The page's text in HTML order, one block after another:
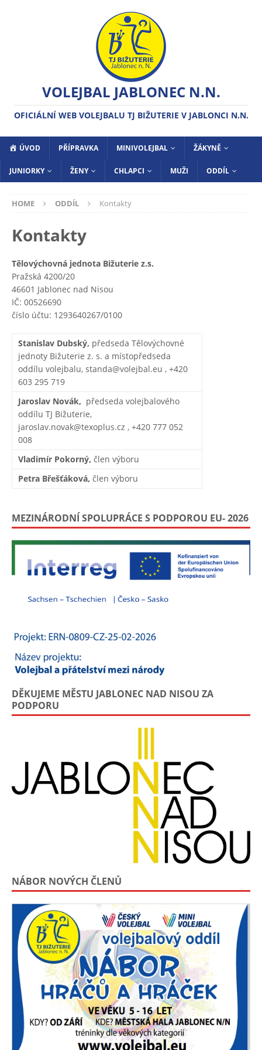
VOLEJBAL JABLONEC N.N.
OFICIÁLNÍ WEB VOLEJBALU TJ BIŽUTERIE V JABLONCI N.N.
ÚVOD PŘÍPRAVKA MINIVOLEJBAL ŽÁKYNĚ
JUNIORKY ŽENY CHLAPCI MUŽI ODDÍL
HOME ODDÍL Kontakty
Kontakty
Tělovýchovná jednota Bižuterie z.s.
Pražská 4200/20
46601 Jablonec nad Nisou
IČ: 00526690
číslo účtu: 1293640267/0100
Stanislav Dubský, předseda Tělovýchovné
jednoty Bižuterie z. s. a místopředseda
oddílu volejbalu, standa@volejbal.eu , +420
603 295 719
Jaroslav Novák, předseda volejbalového
oddílu TJ Bižuterie,
jaroslav.novak@texoplus.cz , +420 777 052
008
Vladimír Pokorný, člen výboru
Petra Břešťáková, člen výboru
MEZINÁRODNÍ SPOLUPRÁCE S PODPOROU EU- 2026
DĚKUJEME MĚSTU JABLONEC NAD NISOU ZA
PODPORU
NÁBOR NOVÝCH ČLENŮ